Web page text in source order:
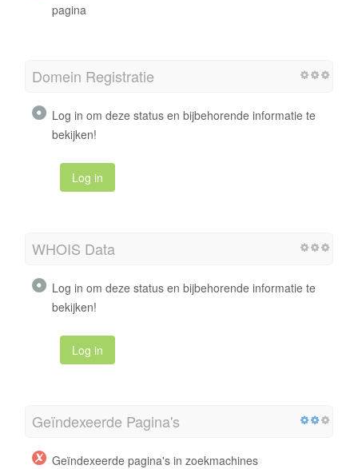
pagina
Domein Registratie
Log in om deze status en bijbehorende informatie te
bekijken!
Log in
WHOIS Data
Log in om deze status en bijbehorende informatie te
bekijken!
Log in
Geïndexeerde Pagina's
Geïndexeerde pagina's in zoekmachines